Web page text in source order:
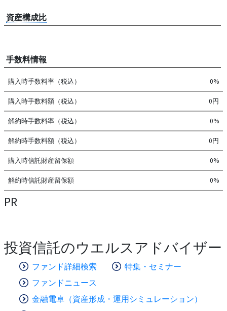
資産構成比
手数料情報
購入時手数料率（税込） 0%
購入時手数料額（税込） 0円
解約時手数料率（税込） 0%
解約時手数料額（税込） 0円
購入時信託財産留保額 0%
解約時信託財産留保額 0%
PR
投資信託のウエルスアドバイザー
ファンド詳細検索
特集・セミナー
ファンドニュース
金融電卓（資産形成・運用シミュレーション）